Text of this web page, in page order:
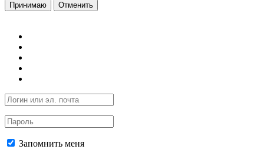
Принимаю Отменить
Запомнить меня